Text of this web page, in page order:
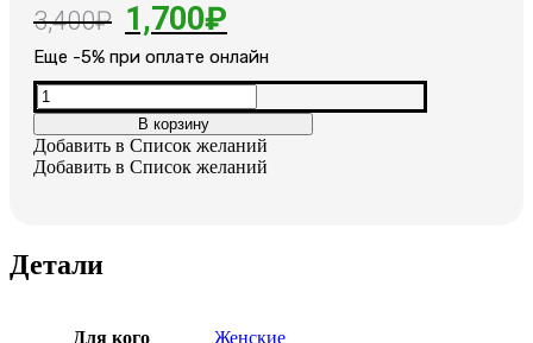
3,400₽ Первоначальная
цена
составляла
3,400₽.
1,700₽
цена:
1,700₽.
Еще -5% при оплате онлайн
Количество
товара
Женский
позолоченный
браслет
В корзину
Добавить в Список желаний
Добавить в Список желаний
Детали
Для кого Женские